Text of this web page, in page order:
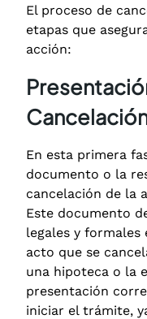
El proceso de
etapas que
acción:
En esta primera
documento o la
cancelación de la
Este documento
legales y formales
acto que se
una hipoteca o la
presentación
iniciar el trámite,